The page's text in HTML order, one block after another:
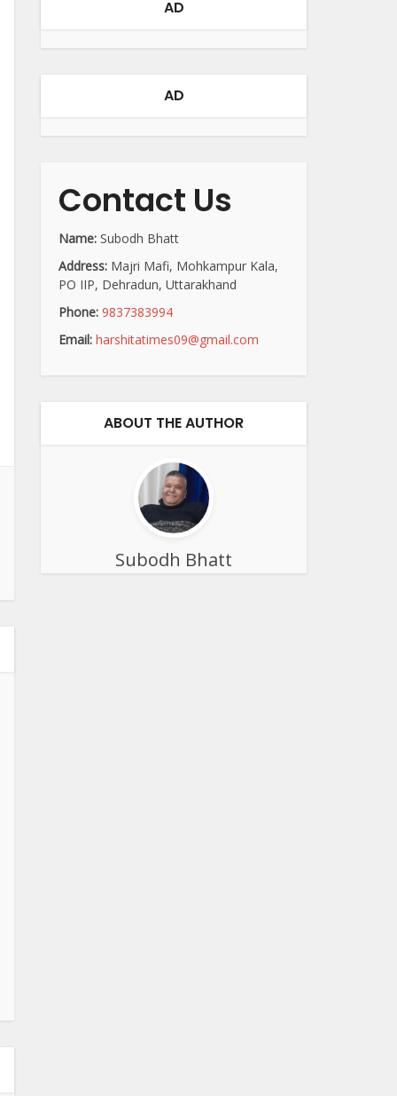
AD
AD
Contact Us
Name: Subodh Bhatt
Address: Majri Mafi, Mohkampur Kala,
PO IIP, Dehradun, Uttarakhand
Phone: 9837383994
Email: harshitatimes09@gmail.com
ABOUT THE AUTHOR
Subodh Bhatt